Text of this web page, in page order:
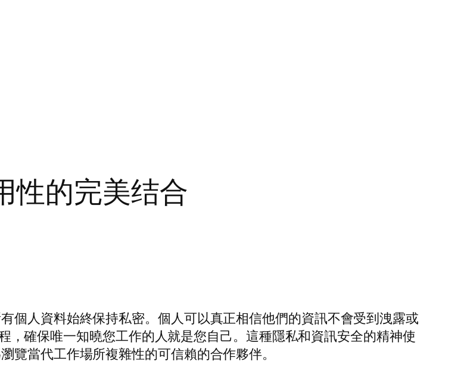
性的完美结合
個人資料始終保持私密。個人可以真正相信他們的資訊不會受到洩露或
，確保唯一知曉您工作的人就是您自己。這種隱私和資訊安全的精神使
覽當代工作場所複雜性的可信賴的合作夥伴。